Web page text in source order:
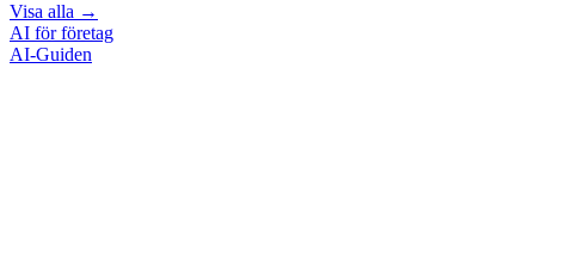
Visa alla →
AI för företag
AI-Guiden